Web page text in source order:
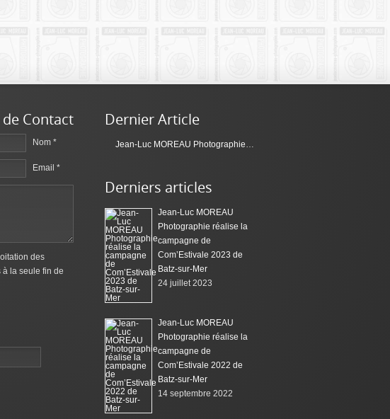
Contact
Nom *
Email *
des
la seule fin de
Dernier Article
Jean-Luc MOREAU Photographie réalise la campagne de Com’Estivale 2023 de Batz-sur-Mer
Derniers articles
Jean-Luc MOREAU
Photographie réalise la
campagne de
Com’Estivale 2023 de
Batz-sur-Mer
24 juillet 2023
Jean-Luc MOREAU
Photographie réalise la
campagne de
Com’Estivale 2022 de
Batz-sur-Mer
14 septembre 2022